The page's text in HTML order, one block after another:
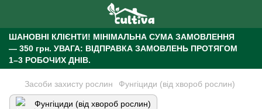
ШАНОВНІ КЛІЄНТИ! МІНІМАЛЬНА СУМА ЗАМОВЛЕННЯ
— 350 грн. УВАГА: ВІДПРАВКА ЗАМОВЛЕНЬ ПРОТЯГОМ
1–3 РОБОЧИХ ДНІВ.
Засоби захисту рослин Фунгіциди (від хвороб рослин)
Фунгіциди (від хвороб рослин)